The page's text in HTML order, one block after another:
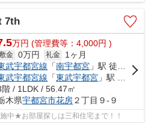
7th
万円 (管理費等：4,000円 )
金 0万円 礼金
1ヶ月
武宇都宮線 「南宇都宮 」駅 徒歩14分
武宇都宮線 「東武宇都宮 」駅 徒歩16分
階 / 1LDK / 56.47㎡
木県宇都宮市花房２丁目９-９
中★お部屋探しは三和住宅まで！！